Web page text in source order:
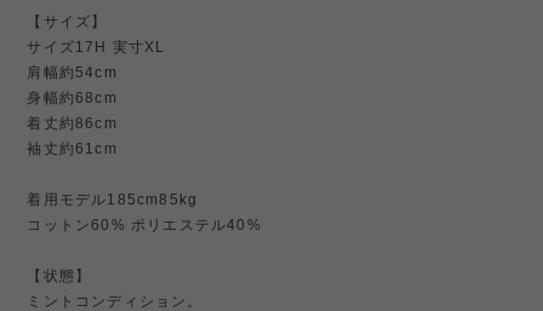
【サイズ】
サイズ17H 実寸XL
肩幅約54cm
身幅約68cm
着丈約86cm
袖丈約61cm
着用モデル185cm85kg
コットン60% ポリエステル40%
【状態】
ミントコンディション。